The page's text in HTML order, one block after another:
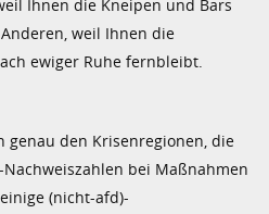
Ihnen die Kneipen und Bars
weil Ihnen die
ewiger Ruhe fernbleibt.
genau den Krisenregionen, die
Nachweiszahlen bei Maßnahmen
(nicht-afd)-